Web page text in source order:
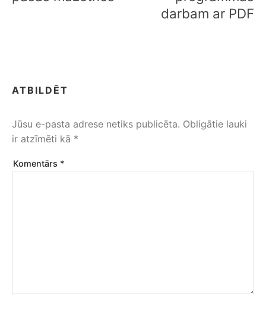
darbam ar PDF
ATBILDĒT
Jūsu e-pasta adrese netiks publicēta. Obligātie lauki
ir atzīmēti kā *
Komentārs *